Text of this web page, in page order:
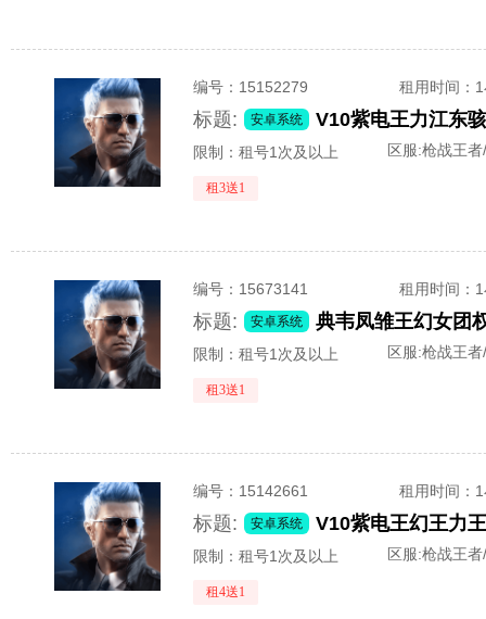
编号： 15152279 租用时间 ：
标题: 安卓系统
限制：租号1次及以上 区服:枪战王
租3送1
编号： 15673141 租用时间 ：
标题: 安卓系统
限制：租号1次及以上 区服:枪战王
租3送1
编号： 15142661 租用时间 ：
标题: 安卓系统
限制：租号1次及以上 区服:枪战王
租4送1